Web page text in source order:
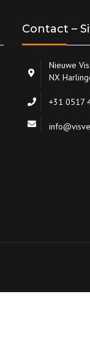
Contact –
Nieuwe
NX
+31 0517